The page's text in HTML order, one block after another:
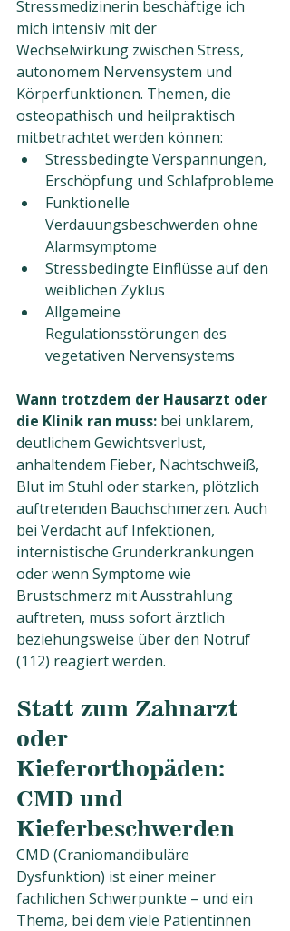
Stressmedizinerin beschäftige ich
mich intensiv mit der
Wechselwirkung zwischen Stress,
autonomem Nervensystem und
Körperfunktionen. Themen, die
osteopathisch und heilpraktisch
mitbetrachtet werden können:
Stressbedingte Verspannungen,
Erschöpfung und Schlafprobleme
Funktionelle
Verdauungsbeschwerden ohne
Alarmsymptome
Stressbedingte Einflüsse auf den
weiblichen Zyklus
Allgemeine
Regulationsstörungen des
vegetativen Nervensystems
Wann trotzdem der Hausarzt oder
die Klinik ran muss: bei unklarem,
deutlichem Gewichtsverlust,
anhaltendem Fieber, Nachtschweiß,
Blut im Stuhl oder starken, plötzlich
auftretenden Bauchschmerzen. Auch
bei Verdacht auf Infektionen,
internistische Grunderkrankungen
oder wenn Symptome wie
Brustschmerz mit Ausstrahlung
auftreten, muss sofort ärztlich
beziehungsweise über den Notruf
(112) reagiert werden.
Statt zum Zahnarzt
oder
Kieferorthopäden:
CMD und
Kieferbeschwerden
CMD (Craniomandibuläre
Dysfunktion) ist einer meiner
fachlichen Schwerpunkte – und ein
Thema, bei dem viele Patientinnen